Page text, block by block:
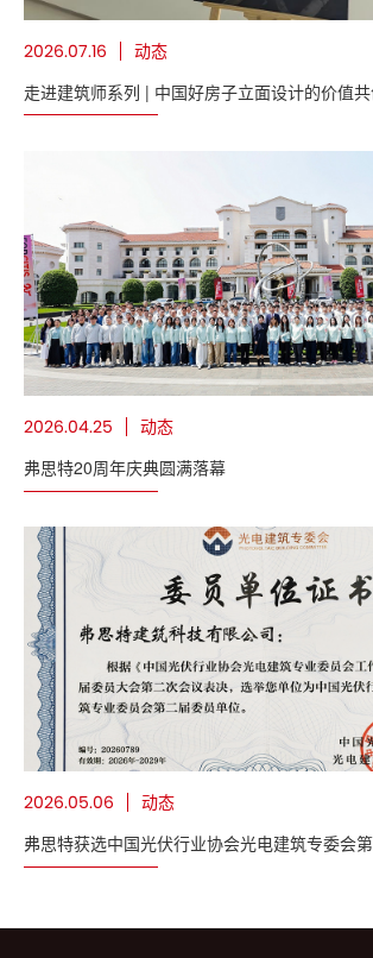
2026.07.16
动态
走进建筑师系列 | 中国好房子立面设计的价值
2026.04.25
动态
弗思特20周年庆典圆满落幕
2026.05.06
动态
弗思特获选中国光伏行业协会光电建筑专委会
耕BIPV赋能绿色建筑